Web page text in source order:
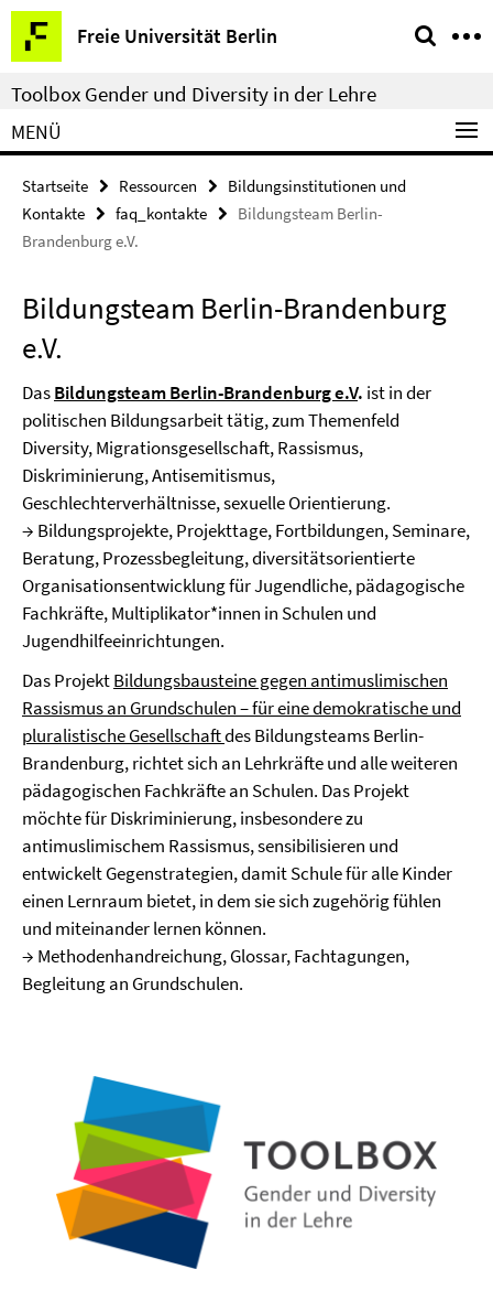
Springe
direkt
zu
Inhalt
Freie Universität Berlin
Service-
Navigation
Toolbox Gender und Diversity in der Lehre
MENÜ
Startseite Ressourcen
Bildungsinstitutionen und
Kontakte
faq_kontakte
Bildungsteam Berlin-
Brandenburg e.V.
Bildungsteam Berlin-Brandenburg
e.V.
DasBildungsteam Berlin-Brandenburg e.V. ist in der
politischen Bildungsarbeit tätig, zum Themenfeld
Diversity, Migrationsgesellschaft, Rassismus,
Diskriminierung, Antisemitismus,
Geschlechterverhältnisse, sexuelle Orientierung.
→ Bildungsprojekte, Projekttage, Fortbildungen, Seminare,
Beratung, Prozessbegleitung, diversitätsorientierte
Organisationsentwicklung für Jugendliche, pädagogische
Fachkräfte, Multiplikator*innen in Schulen und
Jugendhilfeeinrichtungen.
Das ProjektBildungsbausteine gegen antimuslimischen
Rassismus an Grundschulen – für eine demokratische und
pluralistische Gesellschaftdes Bildungsteams Berlin-
Brandenburg, richtet sich an Lehrkräfte und alle weiteren
pädagogischen Fachkräfte an Schulen. Das Projekt
möchte für Diskriminierung, insbesondere zu
antimuslimischem Rassismus, sensibilisieren und
entwickelt Gegenstrategien, damit Schule für alle Kinder
einen Lernraum bietet, in dem sie sich zugehörig fühlen
und miteinander lernen können.
→ Methodenhandreichung, Glossar, Fachtagungen,
Begleitung an Grundschulen.